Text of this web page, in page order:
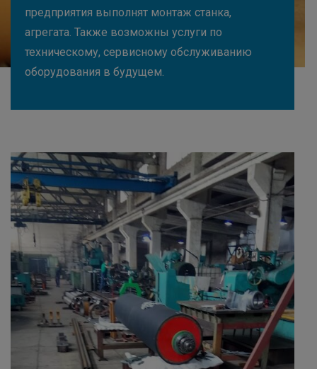
предприятия выполнят монтаж станка,
агрегата. Также возможны услуги по
техническому, сервисному обслуживанию
оборудования в будущем.